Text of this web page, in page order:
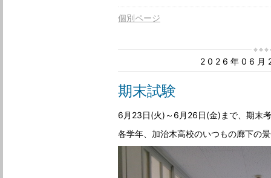
個別ページ
2026年06月
期末試験
6月23日(火)～6月26日(金)まで、期末
各学年、加治木高校のいつもの廊下の